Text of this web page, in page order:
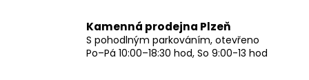
Kamenná prodejna Plzeň
S pohodlným parkováním, otevřeno
Po–Pá 10:00–18:30 hod, So 9:00-13 hod